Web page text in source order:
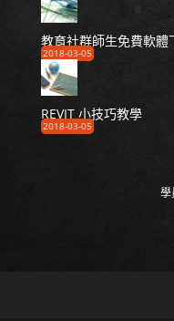
教育社群師生免費軟體
2018-03-05
REVIT 小技巧教學
2018-03-05
學